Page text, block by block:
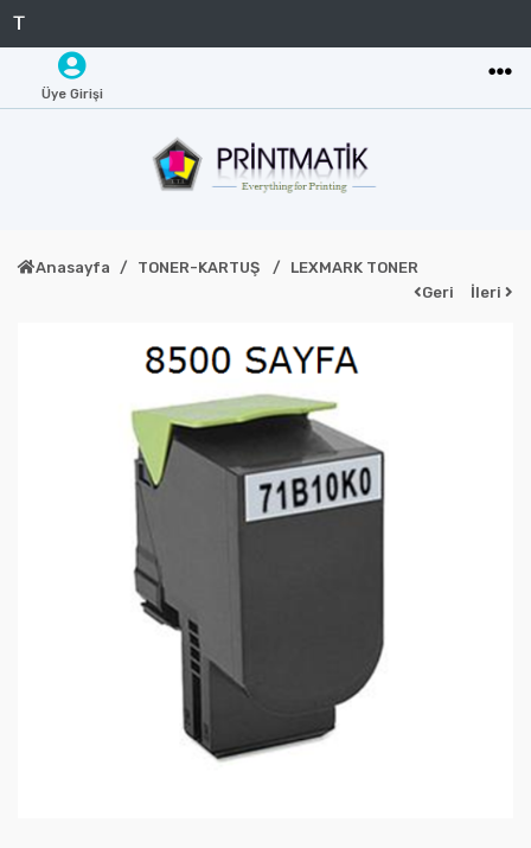
Üye Girişi
Anasayfa TONER-KARTUŞ
LEXMARK TONER
Geri
İleri